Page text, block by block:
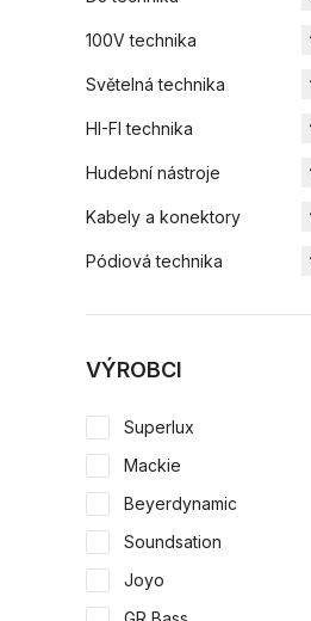
100V technika
Světelná technika
HI-FI technika
Hudební nástroje
Kabely a konektory
Pódiová technika
VÝROBCI
Superlux
Mackie
Beyerdynamic
Soundsation
Joyo